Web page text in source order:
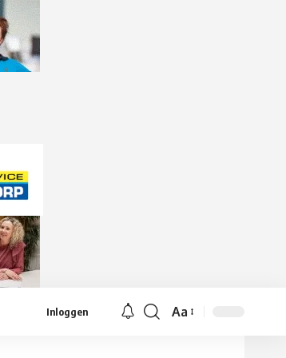
Inloggen
Lettergrootte
Aa